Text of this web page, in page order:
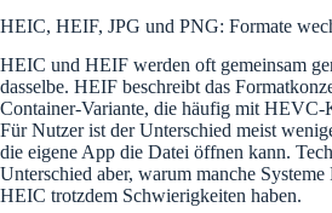
HEIC, HEIF, JPG und PNG: Formate
HEIC und HEIF werden oft gemeinsam
dasselbe. HEIF beschreibt das
Container-Variante, die häufig mit HEVC-
Für Nutzer ist der Unterschied meist
die eigene App die Datei öffnen kann.
Unterschied aber, warum manche
HEIC trotzdem Schwierigkeiten haben.